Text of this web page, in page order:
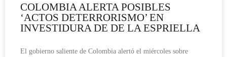
COLOMBIA ALERTA POSIBLES
‘ACTOS DETERRORISMO’ EN
INVESTIDURA DE DE LA ESPRIELLA
El gobierno saliente de Colombia alertó el miércoles sobre